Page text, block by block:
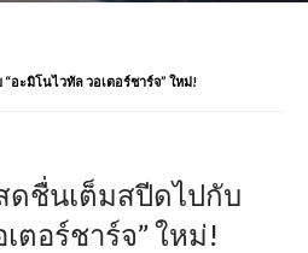
อะมิโนไวทัล วอเตอร์ชาร์จ” ใหม่!
ดชื่นเต็มสปีดไปกับ
ตอร์ชาร์จ” ใหม่!